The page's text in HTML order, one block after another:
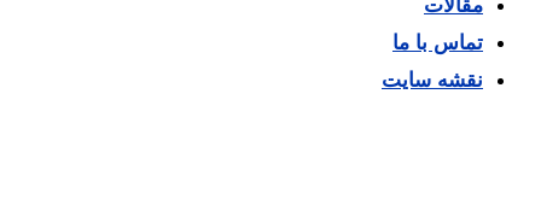
مقالات
تماس با ما
نقشه سایت